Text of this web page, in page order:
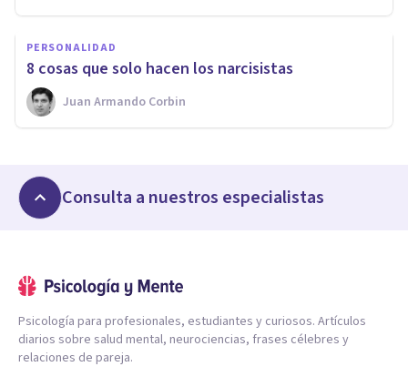
PERSONALIDAD
8 cosas que solo hacen los narcisistas
Juan Armando Corbin
Consulta a nuestros especialistas
Psicología para profesionales, estudiantes y curiosos. Artículos
diarios sobre salud mental, neurociencias, frases célebres y
relaciones de pareja.